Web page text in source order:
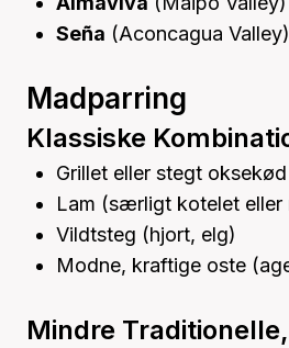
Seña (Aconcagua Valley)
Madparring
Klassiske
Grillet eller stegt oksekød
Lam (særligt kotelet eller
Vildtsteg (hjort, elg)
Modne, kraftige oste
Mindre